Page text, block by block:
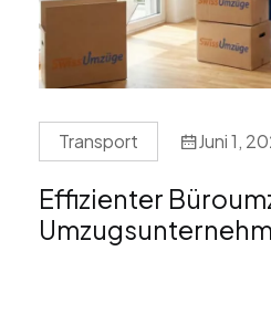
Transport Juni 1,
Effizienter